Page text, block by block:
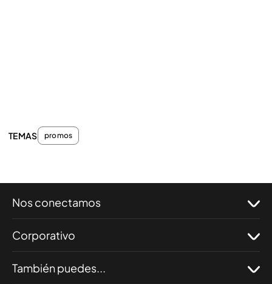
TEMAS promos
Nos conectamos
Corporativo
También puedes...